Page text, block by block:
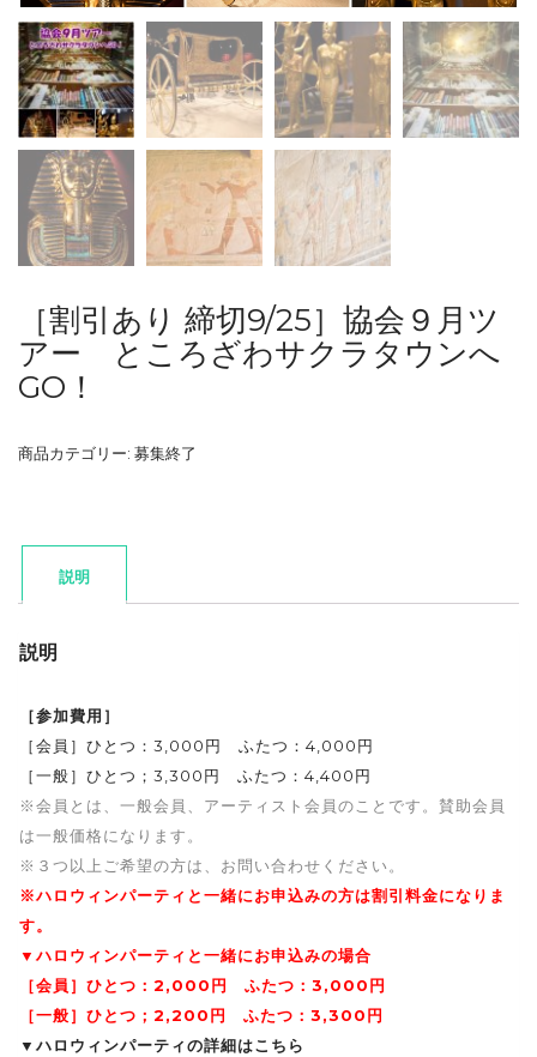
［割引あり 締切9/25］協会９月ツ
アー ところざわサクラタウンへ
GO！
商品カテゴリー: 募集終了
説明
説明
［参加費用］
［会員］ひとつ：3,000円 ふたつ：4,000円
［一般］ひとつ；3,300円 ふたつ：4,400円
※会員とは、一般会員、アーティスト会員のことです。賛助会員
は一般価格になります。
※３つ以上ご希望の方は、お問い合わせください。
※ハロウィンパーティと一緒にお申込みの方は割引料金になりま
す。
▼ハロウィンパーティと一緒にお申込みの場合
［会員］ひとつ：2,000円 ふたつ：3,000円
［一般］ひとつ；2,200円 ふたつ：3,300円
▼ハロウィンパーティの詳細はこちら